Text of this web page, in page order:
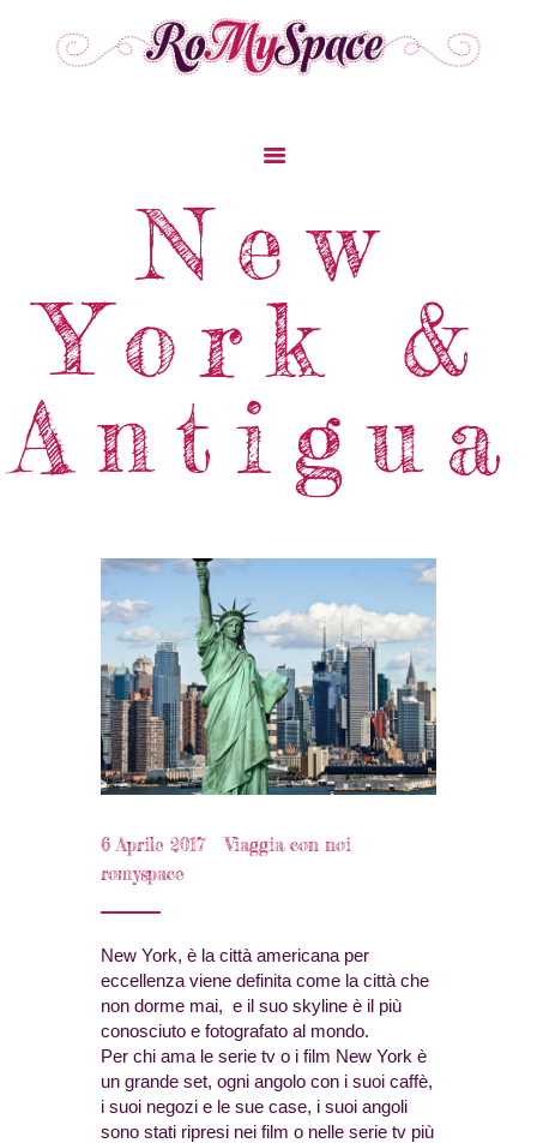
New
York &
Antigua
Storie Di Viaggio
Cibo Dal Mondo
Viaggia Con Noi
News & Tips
Chi Siamo
Contatti
6 Aprile 2017
Viaggia con noi
romyspace
New York, è la città americana per
eccellenza viene definita come la città che
non dorme mai, e il suo skyline è il più
conosciuto e fotografato al mondo.
Per chi ama le serie tv o i film New York è
un grande set, ogni angolo con i suoi caffè,
i suoi negozi e le sue case, i suoi angoli
sono stati ripresi nei film o nelle serie tv più